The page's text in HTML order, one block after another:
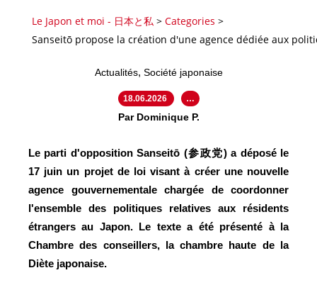
Le Japon et moi - 日本と私 > Categories >
Sanseitō propose la création d'une agence dédiée aux
Actualités, Société japonaise
18.06.2026 …
Par Dominique P.
Le parti d'opposition Sanseitō (参政党) a déposé le
17 juin un projet de loi visant à créer une nouvelle
agence gouvernementale chargée de coordonner
l'ensemble des politiques relatives aux résidents
étrangers au Japon. Le texte a été présenté à la
Chambre des conseillers, la chambre haute de la
Diète japonaise.